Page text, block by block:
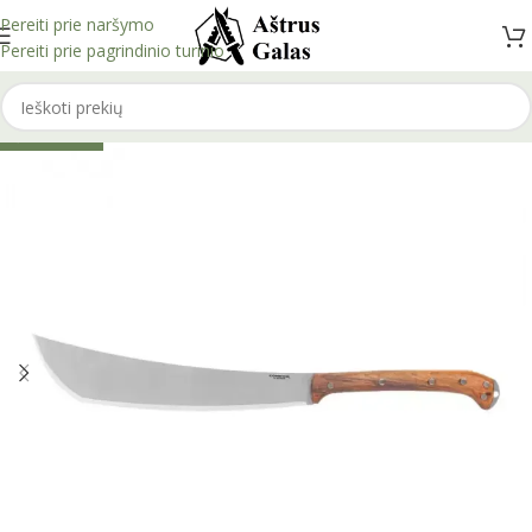
Pereiti prie naršymo
Pereiti prie pagrindinio turinio